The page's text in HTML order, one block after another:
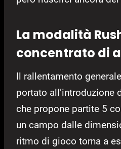
La modalità
concentrato di
Il rallentamento
portato all’introduzione
che propone partite 5
un campo dalle
ritmo di gioco torna a